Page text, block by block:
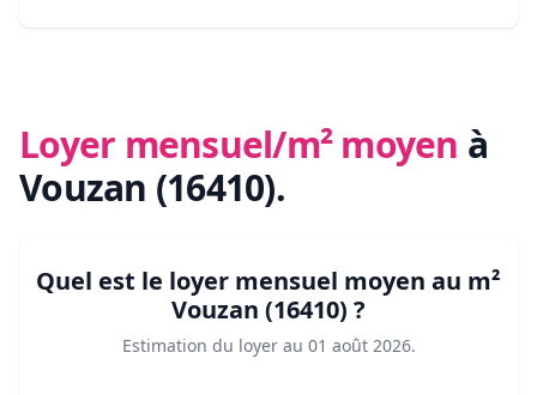
Loyer mensuel/m² moyen à
Vouzan (16410).
Quel est le loyer mensuel moyen au m²
Vouzan (16410) ?
Estimation du loyer au 01 août 2026.